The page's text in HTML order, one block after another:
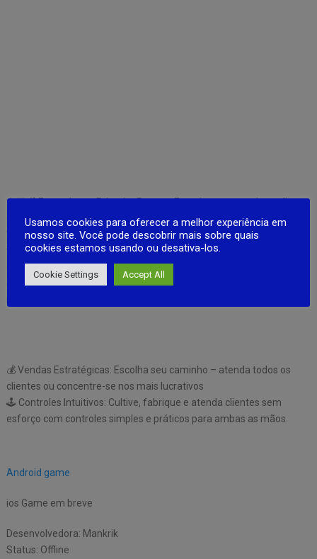
👨🏼‍🌾 Fazenda em Primeira Pessoa: Experimente uma imersão
completa na vida rural diária.
🐮 Minijogos Empolgantes: Ordene vacas, tosque ovelhas, corte
trigo e colete ovos.
🧀 Fabricação de Produtos: Transforme leite em queijo, lã em fio.
🚜 Melhorias Progressivas: Aprimore ferramentas, edifícios e até
💰 Vendas Estratégicas: Escolha seu caminho – atenda todos os
clientes ou concentre-se nos mais lucrativos
🕹️ Controles Intuitivos: Cultive, fabrique e atenda clientes sem
esforço com controles simples e práticos para ambas as mãos.
Android game
ios Game em breve
Desenvolvedora: Mankrik
Status: Offline
Usamos cookies para oferecer a melhor experiência em
nosso site. Você pode descobrir mais sobre quais
cookies estamos usando ou desativa-los.
Cookie Settings Accept All